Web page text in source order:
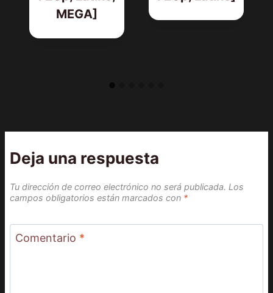
MEGA]
Deja una respuesta
Tu dirección de correo electrónico no será publicada. Los
campos obligatorios están marcados con *
Comentario *